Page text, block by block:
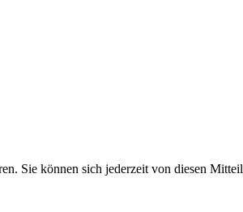
Sie können sich jederzeit von diesen